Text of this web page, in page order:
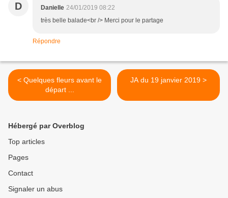
D Danielle 24/01/2019 08:22
très belle balade<br /> Merci pour le partage
Répondre
< Quelques fleurs avant le
départ ...
JA du 19 janvier 2019 >
Hébergé par Overblog
Top articles
Pages
Contact
Signaler un abus